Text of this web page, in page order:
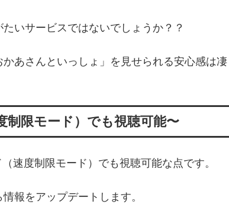
いサービスではないでしょうか？？
あさんといっしょ」を見せられる安心感は凄
限モード）でも視聴可能〜
速度制限モード）でも視聴可能な点です。
報をアップデートします。